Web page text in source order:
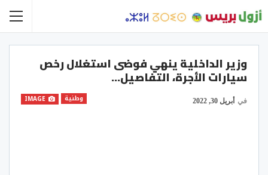
وزير الداخلية ينهي فوضى استغلال رخص
سيارات الأجرة، التفاصيل…
وطنية في أبريل 30, 2022